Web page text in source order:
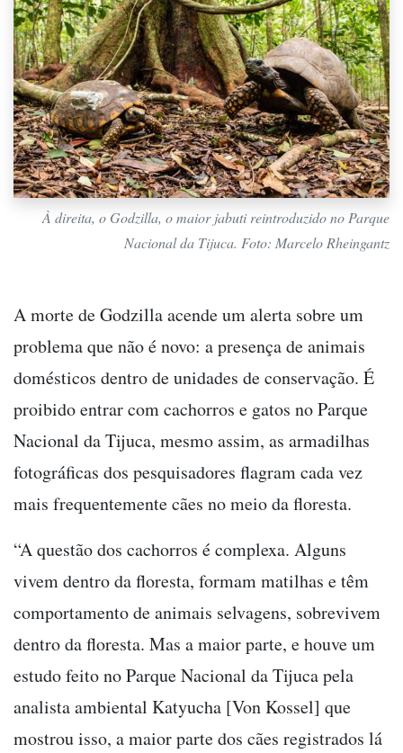
À direita, o Godzilla, o maior jabuti reintroduzido no Parque
Nacional da Tijuca. Foto: Marcelo Rheingantz
A morte de Godzilla acende um alerta sobre um
problema que não é novo: a presença de animais
domésticos dentro de unidades de conservação. É
proibido entrar com cachorros e gatos no Parque
Nacional da Tijuca, mesmo assim, as armadilhas
fotográficas dos pesquisadores flagram cada vez
mais frequentemente cães no meio da floresta.
“A questão dos cachorros é complexa. Alguns
vivem dentro da floresta, formam matilhas e têm
comportamento de animais selvagens, sobrevivem
dentro da floresta. Mas a maior parte, e houve um
estudo feito no Parque Nacional da Tijuca pela
analista ambiental Katyucha [Von Kossel] que
mostrou isso, a maior parte dos cães registrados lá